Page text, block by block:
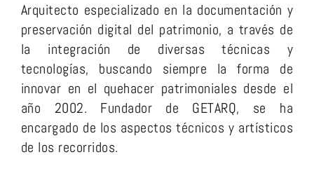
Arquitecto especializado en la documentación y
preservación digital del patrimonio, a través de
la integración de diversas técnicas y
tecnologías, buscando siempre la forma de
innovar en el quehacer patrimoniales desde el
año 2002. Fundador de GETARQ, se ha
encargado de los aspectos técnicos y artísticos
de los recorridos.